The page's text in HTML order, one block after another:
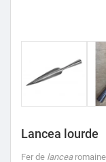
Lancea lourde
Fer de lancea